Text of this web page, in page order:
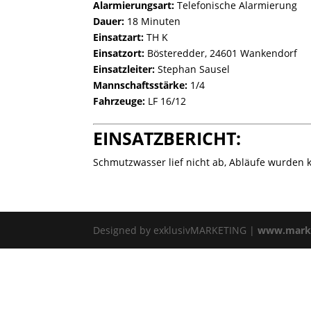
Alarmierungsart: Telefonische Alarmierung
Dauer: 18 Minuten
Einsatzart: TH K
Einsatzort: Bösteredder, 24601 Wankendorf
Einsatzleiter: Stephan Sausel
Mannschaftsstärke: 1/4
Fahrzeuge: LF 16/12
EINSATZBERICHT:
Schmutzwasser lief nicht ab, Abläufe wurden
Designed by exklusivMARKETING |